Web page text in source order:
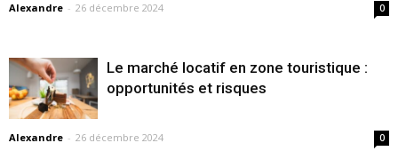
Alexandre - 26 décembre 2024 0
Le marché locatif en zone touristique :
opportunités et risques
Alexandre - 26 décembre 2024 0